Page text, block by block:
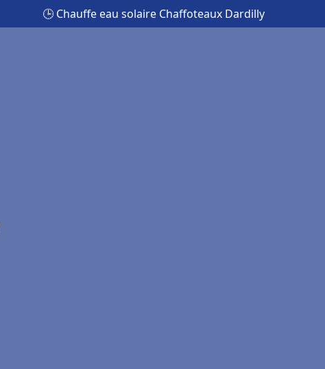
🕒 Chauffe eau solaire Chaffoteaux Dardilly